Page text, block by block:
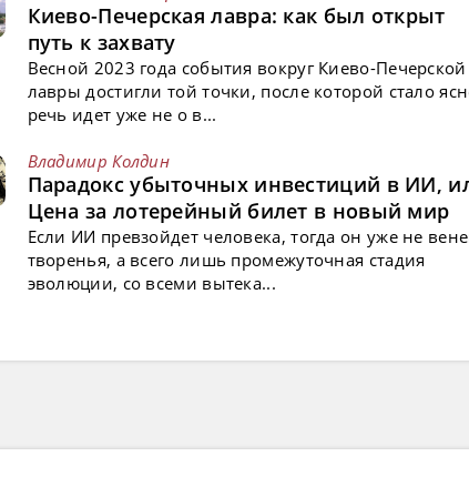
Киево-Печерская лавра: как был открыт
путь к захвату
Весной 2023 года события вокруг Киево-Печерской
лавры достигли той точки, после которой стало
речь идет уже не о в...
Владимир Колдин
Парадокс убыточных инвестиций в ИИ,
Цена за лотерейный билет в новый мир
Если ИИ превзойдет человека, тогда он уже не
творенья, а всего лишь промежуточная стадия
эволюции, со всеми вытека...